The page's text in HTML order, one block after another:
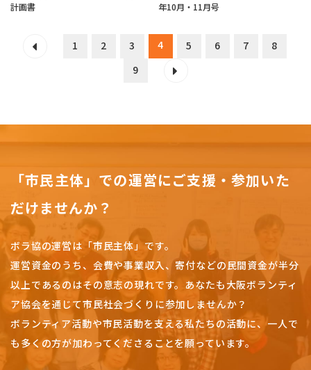
計画書
年10月・11月号
1 2 3 4 5 6 7
8
9
「市民主体」での運営にご支援・参加いた
だけませんか？
ボラ協の運営は「市民主体」です。
運営資金のうち、会費や事業収入、寄付などの民間資金が半分
以上であるのはその意志の現れです。 あなたも大阪ボランティ
ア協会を通じて市民社会づくりに参加しませんか？
ボランティア活動や市民活動を支える私たちの活動に、一人で
も多くの方が加わってくださることを願っています。